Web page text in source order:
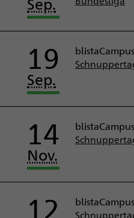
19
Sep.
blistaCampus
14
Nov.
blistaCampus
12
blistaCampus